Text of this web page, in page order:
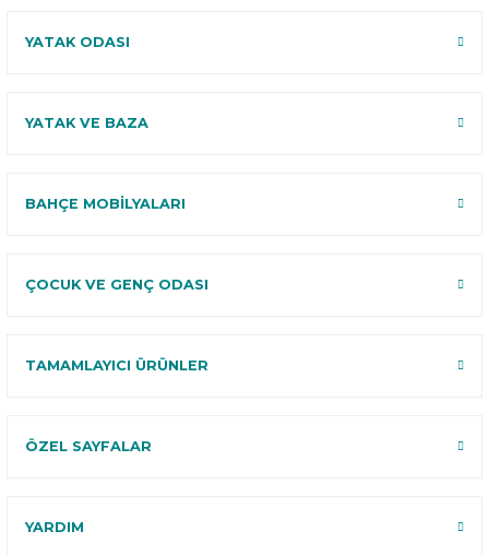
YATAK ODASI
YATAK VE BAZA
BAHÇE MOBİLYALARI
ÇOCUK VE GENÇ ODASI
TAMAMLAYICI ÜRÜNLER
ÖZEL SAYFALAR
YARDIM